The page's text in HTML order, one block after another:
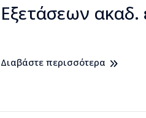
Εξετάσεων ακαδ.
Διαβάστε περισσότερα